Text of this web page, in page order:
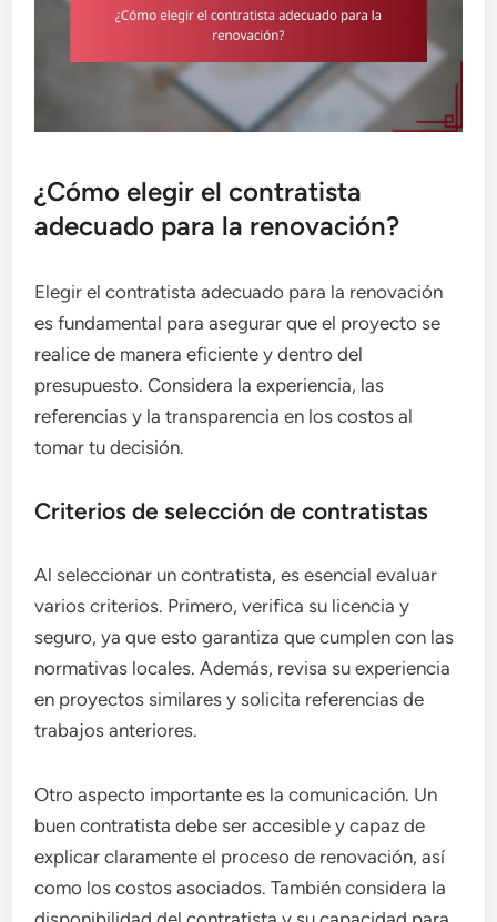
¿Cómo elegir el contratista
adecuado para la renovación?
Elegir el contratista adecuado para la renovación
es fundamental para asegurar que el proyecto se
realice de manera eficiente y dentro del
presupuesto. Considera la experiencia, las
referencias y la transparencia en los costos al
tomar tu decisión.
Criterios de selección de contratistas
Al seleccionar un contratista, es esencial evaluar
varios criterios. Primero, verifica su licencia y
seguro, ya que esto garantiza que cumplen con las
normativas locales. Además, revisa su experiencia
en proyectos similares y solicita referencias de
trabajos anteriores.
Otro aspecto importante es la comunicación. Un
buen contratista debe ser accesible y capaz de
explicar claramente el proceso de renovación, así
como los costos asociados. También considera la